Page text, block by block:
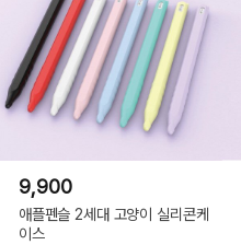
9,900
애플펜슬 2세대 고양이 실리콘케
이스